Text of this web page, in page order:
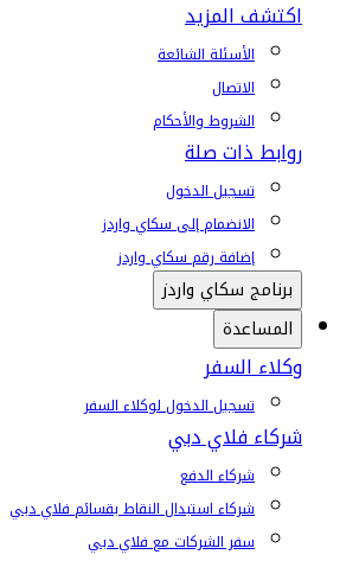
اكتشف المزيد
الأسئلة الشائعة
الاتصال
الشروط والأحكام
روابط ذات صلة
تسجيل الدخول
الانضمام إلى سكاي واردز
إضافة رقم سكاي واردز
برنامج سكاي واردز
المساعدة
وكلاء السفر
تسجيل الدخول لوكلاء السفر
شركاء فلاي دبي
شركاء الدفع
شركاء استبدال النقاط بقسائم فلاي دبي
سفر الشركات مع فلاي دبي